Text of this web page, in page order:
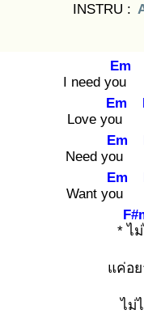
INSTRU :
I need you
Em
Love you
Em
Need you
Em
Want you
Em
* ไม่
แค่อย
ไม่